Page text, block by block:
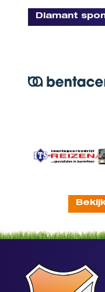
Diamant